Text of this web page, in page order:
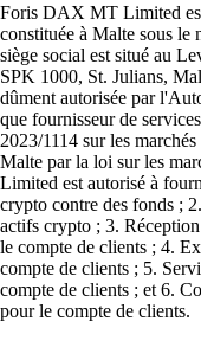
Foris DAX MT Limited
constituée à Malte sous
siège social est situé au
SPK 1000, St. Julians,
dûment autorisée par
que fournisseur de
2023/1114 sur les
Malte par la loi sur les
Limited est autorisé à
crypto contre des fonds ;
actifs crypto ; 3.
le compte de clients ; 4.
compte de clients ; 5.
compte de clients ; et 6.
pour le compte de clients.